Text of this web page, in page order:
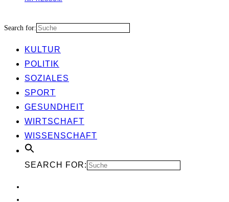
Search for:
KUL­TUR
POLI­TIK
SOZIA­LES
SPORT
GESUND­HEIT
WIRT­SCHAFT
WIS­SEN­SCHAFT
SEARCH FOR: